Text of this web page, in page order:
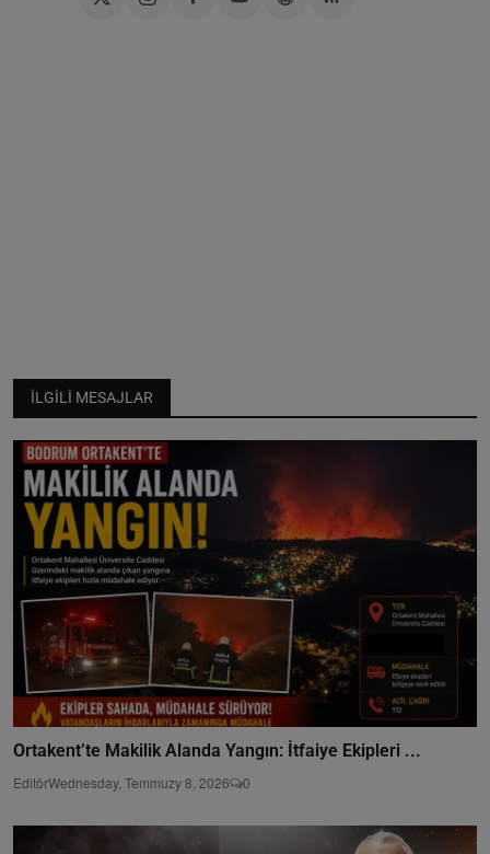
İLGILI MESAJLAR
Ortakent’te Makilik Alanda Yangın: İtfaiye Ekipleri ...
EditörWednesday, Temmuzy 8, 2026 0